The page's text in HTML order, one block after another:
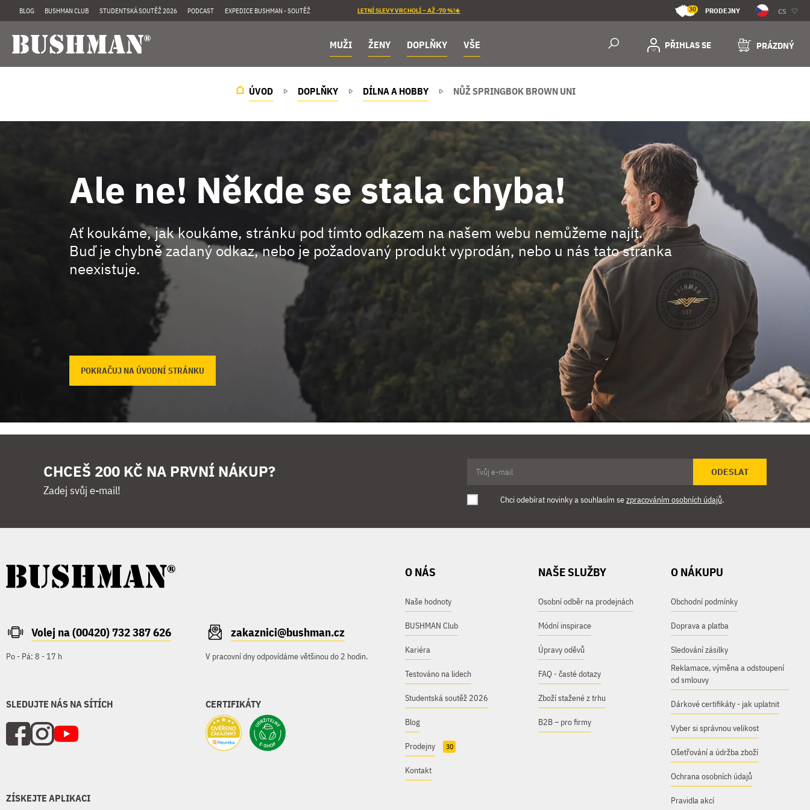
BLOG BUSHMAN CLUB STUDENTSKÁ SOUTĚŽ 2026 PODCAST EXPEDICE BUSHMAN - SOUTĚŽ LETNÍ SLEVY VRCHOLÍ – AŽ -70 %!☀️ 30 PRODEJNY CS
MUŽI ŽENY DOPLŇKY VŠE PŘIHLAS SE PRÁZDNÝ
ÚVOD DOPLŇKY DÍLNA A HOBBY NŮŽ SPRINGBOK BROWN UNI
Ale ne! Někde se stala chyba!
Ať koukáme, jak koukáme, stránku pod tímto odkazem na našem webu nemůžeme najít.
Buď je chybně zadaný odkaz, nebo je požadovaný produkt vyprodán, nebo u nás tato stránka
neexistuje.
POKRAČUJ NA ÚVODNÍ STRÁNKU
CHCEŠ 200 KČ NA PRVNÍ NÁKUP?
Zadej svůj e-mail!
ODESLAT
Chci odebírat novinky a souhlasím sezpracováním osobních údajů.
Volej na (00420) 732 387 626
Po - Pá: 8 - 17 h
zakaznici@bushman.cz
V pracovní dny odpovídáme většinou do 2 hodin.
SLEDUJTE NÁS NA SÍTÍCH CERTIFIKÁTY
ZÍSKEJTE APLIKACI
O NÁS
Naše hodnoty
BUSHMAN Club
Kariéra
Testováno na lidech
Studentská soutěž 2026
Blog
Prodejny 30
Kontakt
NAŠE SLUŽBY
Osobní odběr na prodejnách
Módní inspirace
Úpravy oděvů
FAQ - časté dotazy
Zboží stažené z trhu
B2B – pro firmy
O NÁKUPU
Obchodní podmínky
Doprava a platba
Sledování zásilky
Reklamace, výměna a odstoupení
od smlouvy
Dárkové certifikáty - jak uplatnit
Vyber si správnou velikost
Ošetřování a údržba zboží
Ochrana osobních údajů
Pravidla akcí